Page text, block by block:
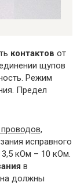
контактов от
щупов
Режим
Предел
исправного
кОм – 10 кОм.
в
на должны